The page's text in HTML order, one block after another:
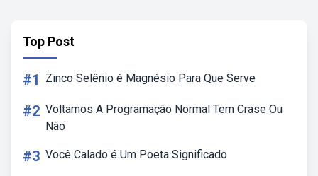
Top Post
#1 Zinco Selênio é Magnésio Para Que Serve
#2 Voltamos A Programação Normal Tem Crase Ou
Não
#3 Você Calado é Um Poeta Significado